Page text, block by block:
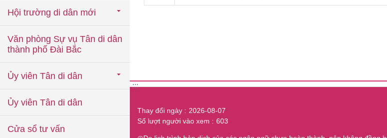
Hội trường di dân mới
Văn phòng Sự vụ Tân di dân
thành phố Đài Bắc
Ủy viên Tân di dân
Ủy viên Tân di dân
Cửa sổ tư vấn
:::
Thay đổi ngày
2026-08-07
Số lượt người vào xem
603